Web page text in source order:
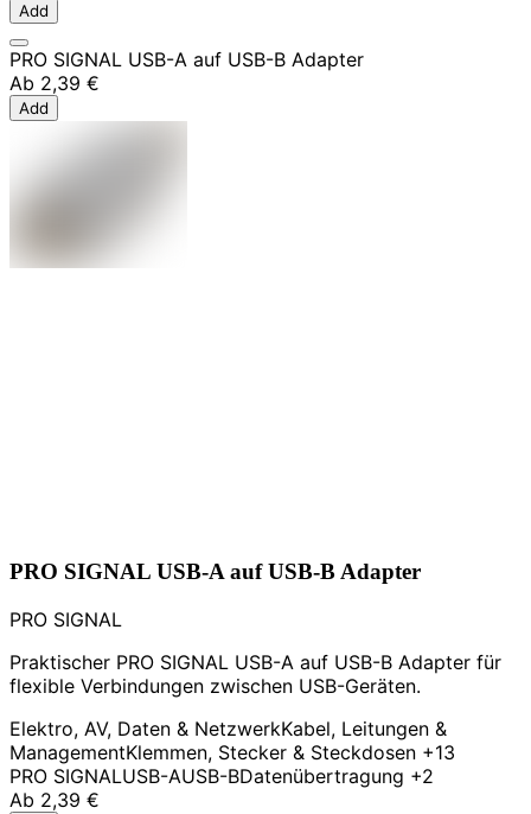
Add
PRO SIGNAL USB-A auf USB-B Adapter
Ab 2,39 €
Add
PRO SIGNAL USB-A auf USB-B Adapter
PRO SIGNAL
Praktischer PRO SIGNAL USB-A auf USB-B Adapter für
flexible Verbindungen zwischen USB-Geräten.
Elektro, AV, Daten & NetzwerkKabel, Leitungen &
ManagementKlemmen, Stecker & Steckdosen +13
PRO SIGNALUSB-AUSB-BDatenübertragung +2
Ab 2,39 €